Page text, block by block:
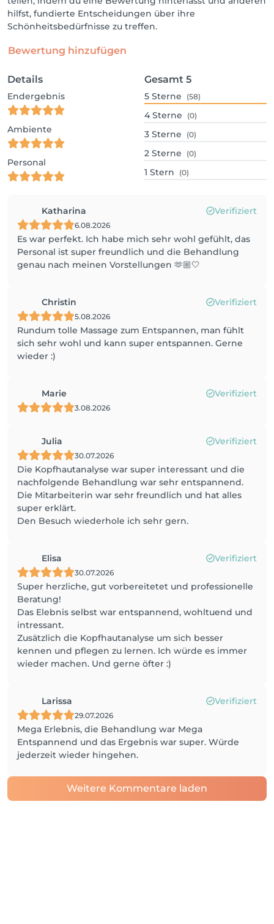
hilfst, fundierte Entscheidungen über ihre
Schönheitsbedürfnisse zu treffen.
Bewertung hinzufügen
Details
Endergebnis
Ambiente
Personal
Gesamt 5
5 Sterne (58)
4 Sterne (0)
3 Sterne (0)
2 Sterne (0)
1 Stern (0)
Katharina Verifiziert
6.08.2026
Es war perfekt. Ich habe mich sehr wohl gefühlt, das
Personal ist super freundlich und die Behandlung
genau nach meinen Vorstellungen 🫶🏼🤍
Christin Verifiziert
5.08.2026
Rundum tolle Massage zum Entspannen, man fühlt
sich sehr wohl und kann super entspannen. Gerne
wieder :)
Marie Verifiziert
3.08.2026
Julia Verifiziert
30.07.2026
Die Kopfhautanalyse war super interessant und die
nachfolgende Behandlung war sehr entspannend.
Die Mitarbeiterin war sehr freundlich und hat alles
super erklärt.
Den Besuch wiederhole ich sehr gern.
Elisa Verifiziert
30.07.2026
Super herzliche, gut vorbereitetet und professionelle
Beratung!
Das Elebnis selbst war entspannend, wohltuend und
intressant.
Zusätzlich die Kopfhautanalyse um sich besser
kennen und pflegen zu lernen. Ich würde es immer
wieder machen. Und gerne öfter :)
Larissa Verifiziert
29.07.2026
Mega Erlebnis, die Behandlung war Mega
Entspannend und das Ergebnis war super. Würde
jederzeit wieder hingehen.
Weitere Kommentare laden